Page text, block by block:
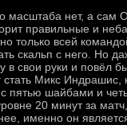
нет, а сам
правильные и
только всей
скальп с него. Но
в свои руки и повёл
Микс Индрашис,
пятью шайбами и
20 минут за
именно он